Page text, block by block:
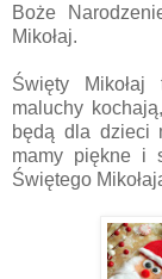
Boże
Mikołaj.
Święty
maluchy
będą dla dzieci
mamy piękne i
Świętego